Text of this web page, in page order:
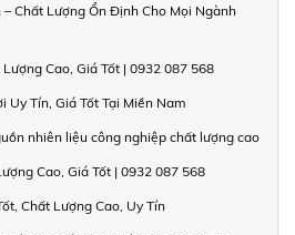
Chất Lượng Ổn Định Cho Mọi Ngành
Cao, Giá Tốt | 0932 087 568
Uy Tín, Giá Tốt Tại Miền Nam
nhiên liệu công nghiệp chất lượng cao
Cao, Giá Tốt | 0932 087 568
Chất Lượng Cao, Uy Tín